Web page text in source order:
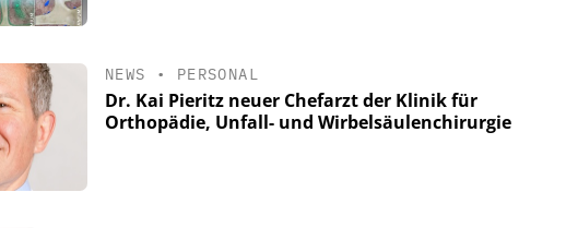
NEWS • PERSONAL
Dr. Kai Pieritz neuer Chefarzt der Klinik für
Orthopädie, Unfall- und Wirbelsäulenchirurgie